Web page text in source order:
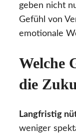
geben nicht
Gefühl von
emotionale
Welche
die
Langfristig
weniger